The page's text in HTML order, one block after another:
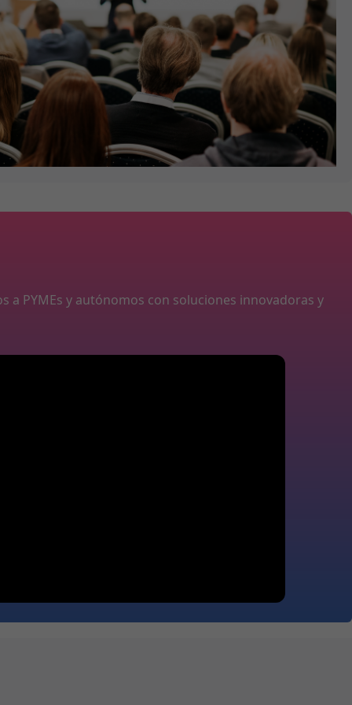
a PYMEs y autónomos con soluciones innovadoras y